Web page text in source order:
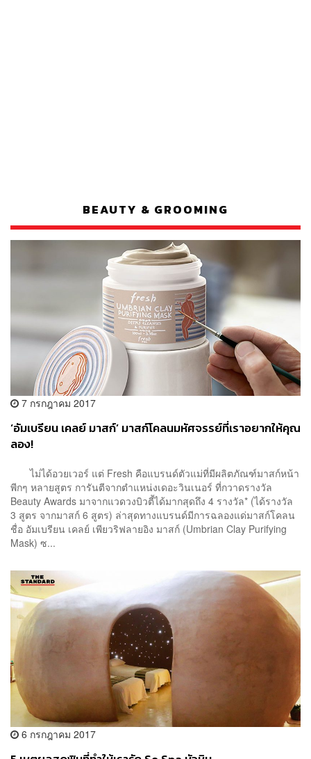
BEAUTY & GROOMING
7 กรกฎาคม 2017
‘อัมเบรียน เคลย์ มาสก์’ มาสก์โคลนมหัศจรรย์ที่เราอยากให้คุณ
ลอง!
ไม่ได้อวยเวอร์ แต่ Fresh คือแบรนด์ตัวแม่ที่มีผลิตภัณฑ์มาสก์หน้า
พีกๆ หลายสูตร การันตีจากตำแหน่งเดอะวินเนอร์ ที่กวาดรางวัล
Beauty Awards มาจากแวดวงบิวตี้ได้มากสุดถึง 4 รางวัล* (ได้รางวัล
3 สูตร จากมาสก์ 6 สูตร) ล่าสุดทางแบรนด์มีการฉลองแด่มาสก์โคลน
ชื่อ อัมเบรียน เคลย์ เพียวริฟลายอิง มาสก์ (Umbrian Clay Purifying
Mask) ซ...
6 กรกฎาคม 2017